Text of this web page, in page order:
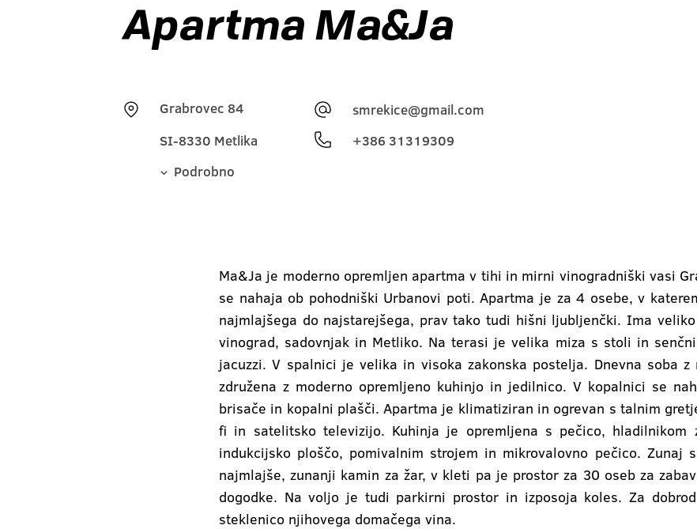
Apartma Ma&Ja
Grabrovec 84
SI-8330 Metlika
Podrobno
smrekice@gmail.com
+386 31319309
Ma&Ja je moderno opremljen apartma v tihi in mirni vinogradniški vasi
se nahaja ob pohodniški Urbanovi poti. Apartma je za 4 osebe, v
najmlajšega do najstarejšega, prav tako tudi hišni ljubljenčki. Ima
vinograd, sadovnjak in Metliko. Na terasi je velika miza s stoli in
jacuzzi. V spalnici je velika in visoka zakonska postelja. Dnevna soba
združena z moderno opremljeno kuhinjo in jedilnico. V kopalnici se
brisače in kopalni plašči. Apartma je klimatiziran in ogrevan s talnim
fi in satelitsko televizijo. Kuhinja je opremljena s pečico, hladilnikom
indukcijsko ploščo, pomivalnim strojem in mikrovalovno pečico. Zunaj
najmlajše, zunanji kamin za žar, v kleti pa je prostor za 30 oseb za
dogodke. Na voljo je tudi parkirni prostor in izposoja koles. Za
steklenico njihovega domačega vina.